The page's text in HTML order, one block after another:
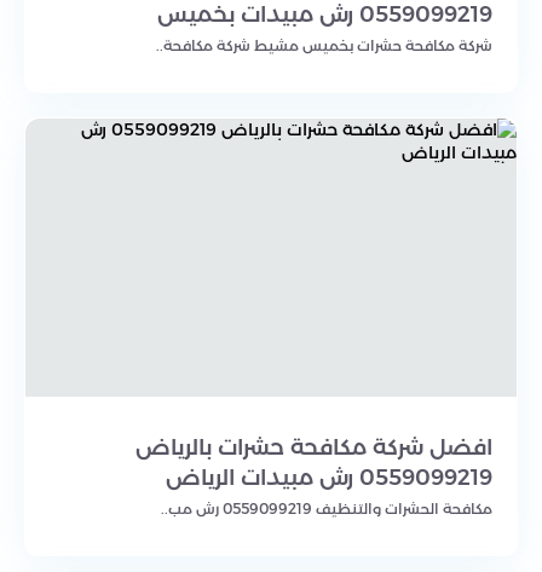
0559099219 رش مبيدات بخميس
شركة مكافحة حشرات بخميس مشيط شركة مكافحة..
افضل شركة مكافحة حشرات بالرياض
0559099219 رش مبيدات الرياض
مكافحة الحشرات والتنظيف 0559099219 رش مب..